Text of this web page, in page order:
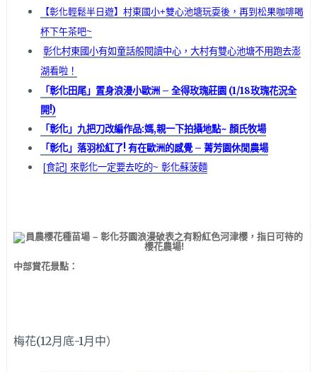
【彰化輕鬆半日遊】村東國小+雙心池塘玩耍後，再到松果咖啡喝
杯下午茶吧~
彰化村東國小有如童話般閱讀中心，大村有雙心池塘不用跑去澎
湖看啦！
「彰化田尾」置身浪漫小歐洲 – 全得玫瑰莊園 (1/18玫瑰花況全
開!)
「彰化」九把刀改編作品:媽,親一下拍攝地點~ 顏氏牧場
「彰化」落羽松紅了! 有在歐洲的感覺 – 菁芳園休閒農場
[食記] 來彰化一定要去吃的~ 彰化蘇菠麵
中部賞花景點：
梅花(12月底-1月中）